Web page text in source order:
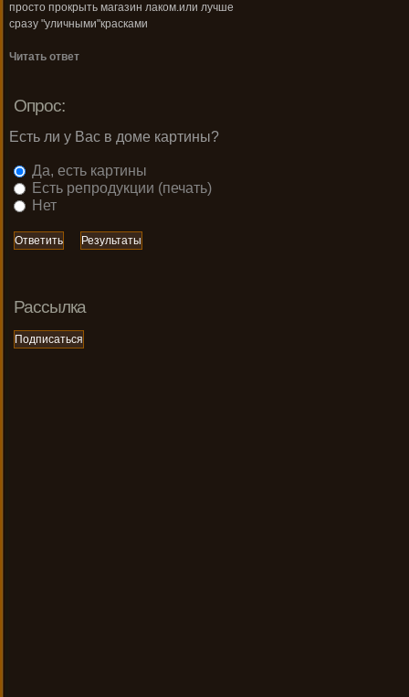
просто прокрыть магазин лаком.или лучше
сразу "уличными"красками
Читать ответ
Опрос:
Есть ли у Вас в доме картины?
Да, есть картины
Есть репродукции (печать)
Нет
Рассылка